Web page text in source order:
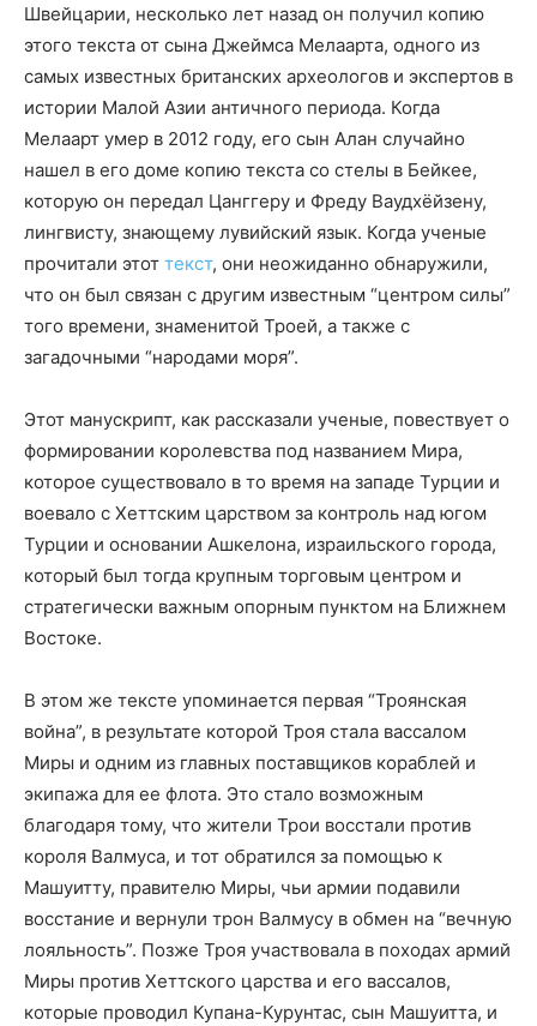
Швейцарии, несколько лет назад он получил копию
этого текста от сына Джеймса Мелаарта, одного из
самых известных британских археологов и экспертов в
истории Малой Азии античного периода. Когда
Мелаарт умер в 2012 году, его сын Алан случайно
нашел в его доме копию текста со стелы в Бейкее,
которую он передал Цанггеру и Фреду Ваудхёйзену,
лингвисту, знающему лувийский язык. Когда ученые
прочитали этот текст, они неожиданно обнаружили,
что он был связан с другим известным “центром силы”
того времени, знаменитой Троей, а также с
загадочными “народами моря”.
Этот манускрипт, как рассказали ученые, повествует о
формировании королевства под названием Мира,
которое существовало в то время на западе Турции и
воевало с Хеттским царством за контроль над югом
Турции и основании Ашкелона, израильского города,
который был тогда крупным торговым центром и
стратегически важным опорным пунктом на Ближнем
Востоке.
В этом же тексте упоминается первая “Троянская
война”, в результате которой Троя стала вассалом
Миры и одним из главных поставщиков кораблей и
экипажа для ее флота. Это стало возможным
благодаря тому, что жители Трои восстали против
короля Валмуса, и тот обратился за помощью к
Машуитту, правителю Миры, чьи армии подавили
восстание и вернули трон Валмусу в обмен на “вечную
лояльность”. Позже Троя участвовала в походах армий
Миры против Хеттского царства и его вассалов,
которые проводил Купана-Курунтас, сын Машуитта, и